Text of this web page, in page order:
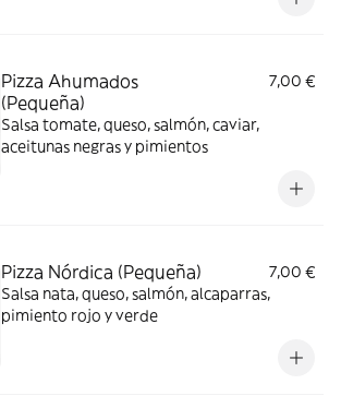
Pizza Ahumados
(Pequeña)
7,00 €
Salsa tomate, queso, salmón, caviar,
aceitunas negras y pimientos
Pizza Nórdica (Pequeña)
7,00 €
Salsa nata, queso, salmón, alcaparras,
pimiento rojo y verde